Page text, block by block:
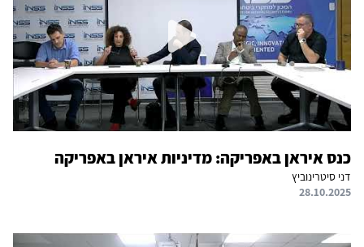
כנס איראן באפריקה: מדיניות איראן באפריקה
דני סיטרינוביץ
28.10.2025